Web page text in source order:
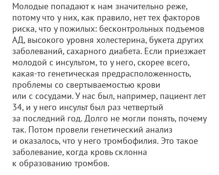
Молодые попадают к нам значительно реже,
потому что у них, как правило, нет тех факторов
риска, что у пожилых: бесконтрольных подъемов
АД, высокого уровня холестерина, букета других
заболеваний, сахарного диабета. Если приезжает
молодой с инсультом, то у него, скорее всего,
какая-то генетическая предрасположенность,
проблемы со свертываемостью крови
или с сосудами. У нас был, например, пациент лет
34, и у него инсульт был раз четвертый
за последний год. Долго не могли понять, почему
так. Потом провели генетический анализ
и оказалось, что у него тромбофилия. Это такое
заболевание, когда кровь склонна
к образованию тромбов.